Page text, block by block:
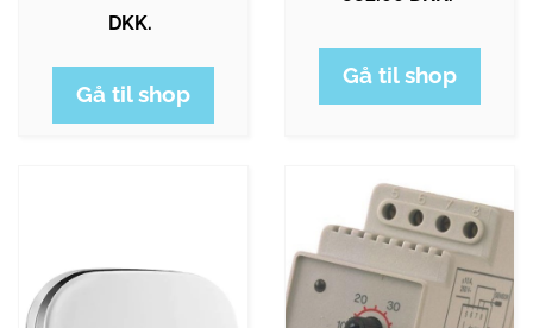
DKK.
Gå til shop
Gå til shop